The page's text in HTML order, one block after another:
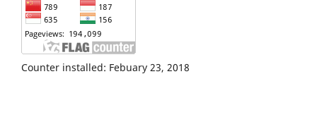
Counter installed: Febuary 23, 2018